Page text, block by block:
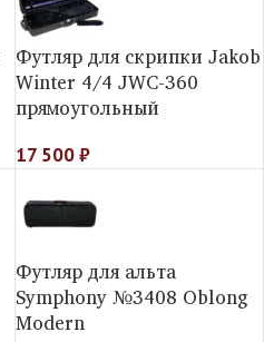
Футляр для скрипки Jakob
Winter 4/4 JWC-360
прямоугольный
17 500₽
Футляр для альта
Symphony №3408 Oblong
Modern